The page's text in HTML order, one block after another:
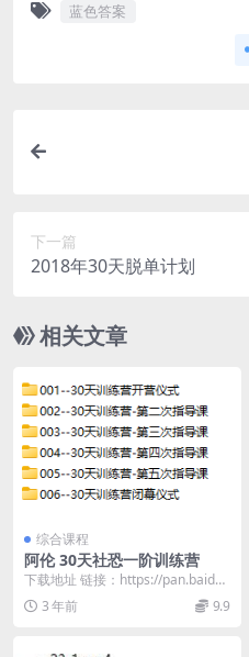
蓝色答案
下一篇
2018年30天脱单计划
相关文章
综合课程
阿伦 30天社恐一阶训练营
下载地址 链接：https://pan.baidu.
com/s/1bQzmX80...
3 年前 9.9